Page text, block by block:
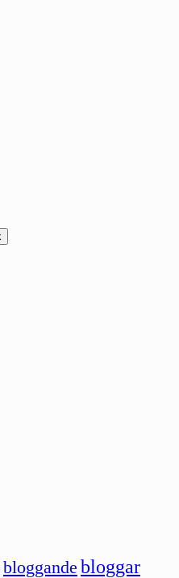
bloggande bloggar